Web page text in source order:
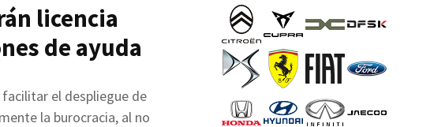
licencia
de ayuda
el despliegue de
la burocracia, al no